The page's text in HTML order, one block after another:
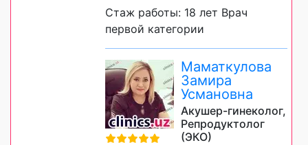
Стаж работы: 18 лет Врач
первой категории
Маматкулова
Замира
Усмановна
Акушер-гинеколог,
Репродуктолог
(ЭКО)